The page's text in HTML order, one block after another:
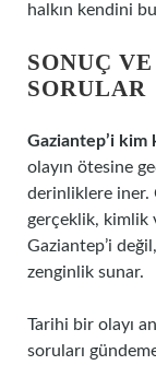
halkın kendini
SONUÇ
SORULAR
Gaziantep’i kim
olayın ötesine
derinliklere iner.
gerçeklik, kimlik
Gaziantep’i
zenginlik sunar.
Tarihi bir olayı
soruları